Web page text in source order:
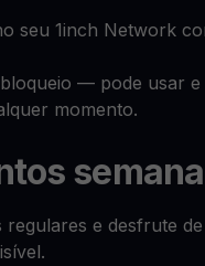
seu 1inch Network
— pode usar
momento.
regulares e desfrute